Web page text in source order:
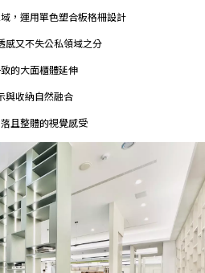
，運用單色塑合板格柵設計
感又不失公私領域之分
的大面櫃體延伸
與收納自然融合
且整體的視覺感受